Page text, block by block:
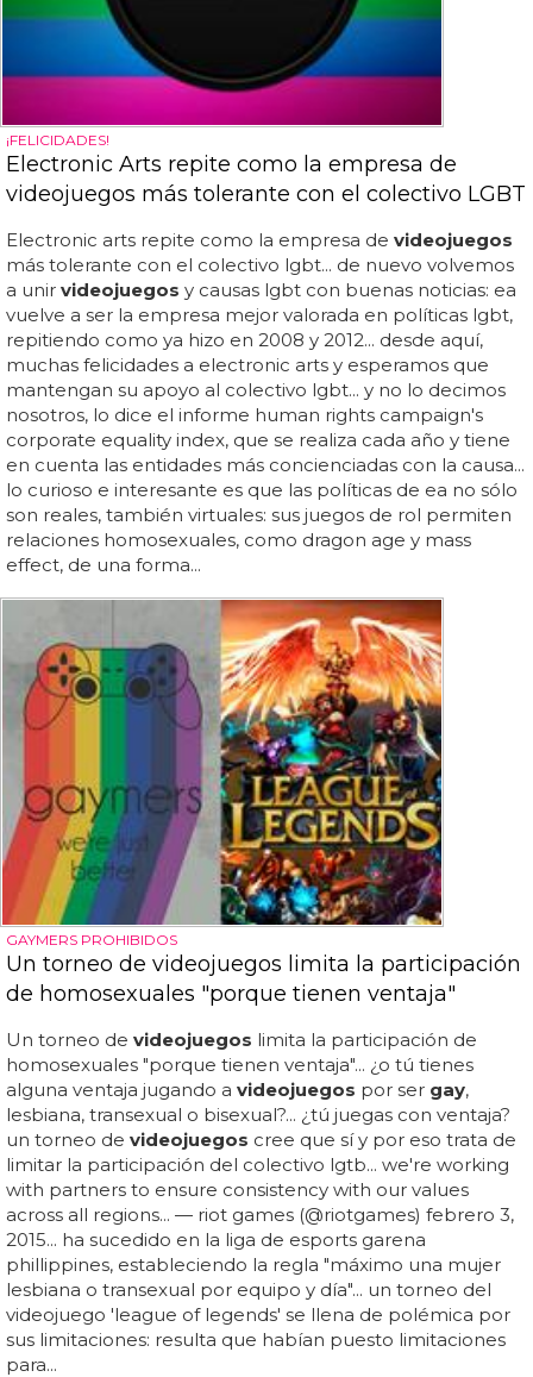
¡FELICIDADES!
Electronic Arts repite como la empresa de
videojuegos más tolerante con el colectivo LGBT
Electronic arts repite como la empresa de videojuegos
más tolerante con el colectivo lgbt... de nuevo volvemos
a unir videojuegos y causas lgbt con buenas noticias: ea
vuelve a ser la empresa mejor valorada en políticas lgbt,
repitiendo como ya hizo en 2008 y 2012... desde aquí,
muchas felicidades a electronic arts y esperamos que
mantengan su apoyo al colectivo lgbt... y no lo decimos
nosotros, lo dice el informe human rights campaign's
corporate equality index, que se realiza cada año y tiene
en cuenta las entidades más concienciadas con la causa...
lo curioso e interesante es que las políticas de ea no sólo
son reales, también virtuales: sus juegos de rol permiten
relaciones homosexuales, como dragon age y mass
effect, de una forma...
GAYMERS PROHIBIDOS
Un torneo de videojuegos limita la participación
de homosexuales "porque tienen ventaja"
Un torneo de videojuegos limita la participación de
homosexuales "porque tienen ventaja"... ¿o tú tienes
alguna ventaja jugando a videojuegos por ser gay,
lesbiana, transexual o bisexual?... ¿tú juegas con ventaja?
un torneo de videojuegos cree que sí y por eso trata de
limitar la participación del colectivo lgtb... we're working
with partners to ensure consistency with our values
across all regions... — riot games (@riotgames) febrero 3,
2015... ha sucedido en la liga de esports garena
phillippines, estableciendo la regla "máximo una mujer
lesbiana o transexual por equipo y día"... un torneo del
videojuego 'league of legends' se llena de polémica por
sus limitaciones: resulta que habían puesto limitaciones
para...